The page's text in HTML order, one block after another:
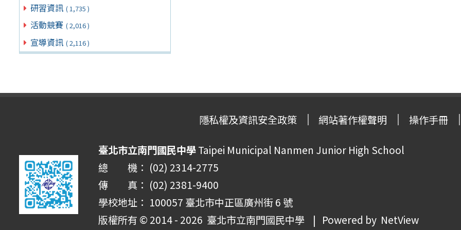
研習資訊 ( 1,735 )
活動競賽 ( 2,016 )
宣導資訊 ( 2,116 )
隱私權及資訊安全政策 網站著作權聲明 操作手冊
臺北市立南門國民中學Taipei Municipal Nanmen Junior High School
總 機： (02) 2314-2775
傳 真： (02) 2381-9400
學校地址： 100057 臺北市中正區廣州街 6 號
版權所有 © 2014 - 2026 臺北市立南門國民中學 | Powered by NetView